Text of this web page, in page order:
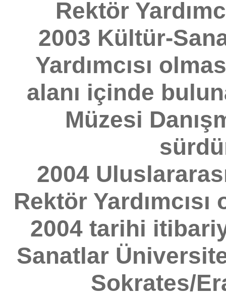
Rektör
2003 Kültür-
Yardımcısı
alanı içinde
Müzesi
2004
Rektör Yardımcısı
2004 tarihi
Sanatlar
Sokrates/